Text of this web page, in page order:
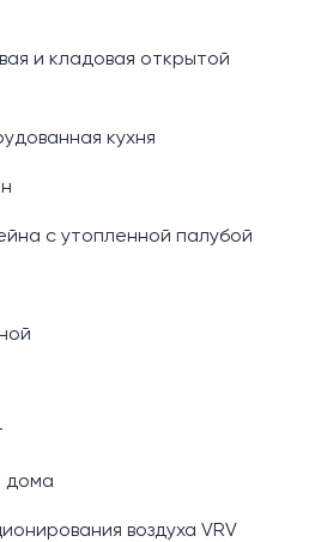
и кладовая открытой
кухня
с утопленной палубой
дома
воздуха VRV